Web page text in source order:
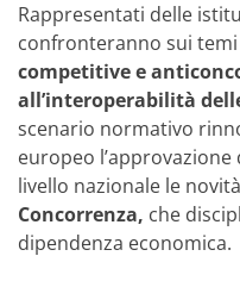
Rappresentati delle
confronteranno sui
competitive e
all’interoperabilità
scenario normativo
europeo
livello nazionale le
Concorrenza, che
dipendenza economica.